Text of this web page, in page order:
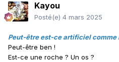
Kayou
Posté(e) 4 mars 2025
Peut-être est-ce artificiel comme
Peut-être ben !
Est-ce une roche ? Un os ?